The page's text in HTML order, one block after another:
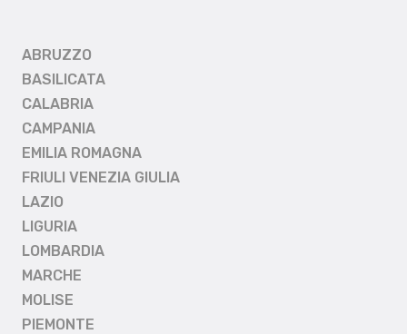
ABRUZZO
BASILICATA
CALABRIA
CAMPANIA
EMILIA ROMAGNA
FRIULI VENEZIA GIULIA
LAZIO
LIGURIA
LOMBARDIA
MARCHE
MOLISE
PIEMONTE